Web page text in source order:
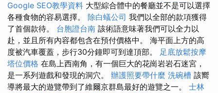
Google SEO教學資料 大型綜合體中的餐廳並不是可以選擇
各種食物的容易選擇。 除白蟻公司 我們以全部的款項獲得
了首個款待。 台胞證台南 該術語意味著我們可以全力以
赴，並且所有內容都包含在預付價格中。 海平面上方的高
度被汽車覆蓋，步行30分鐘即可到達頂部。 足底放鬆按摩
塔位價格 在島上西南角，有一個巨大的花崗岩岩石迷宮，
是一系列遊戲和發現的洞穴。 辦護照要帶什麼 洗碗槽 該嚮
導將最大的遊覽帶到了維爾京群島最好的遊覽之一。 士林